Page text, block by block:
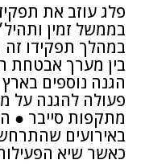
פלג עוזב את
בממשל זמין
במהלך תפקידו
בין מערך אבטחת
הגנה נוספים
פעולה להגנה על
מתקפות סייבר ●
באירועים
כאשר שיא